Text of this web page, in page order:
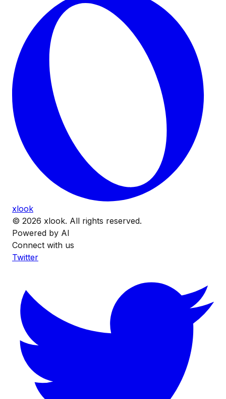
xlook
© 2026 xlook. All rights reserved.
Powered by AI
Connect with us
Twitter